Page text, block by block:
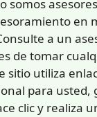
somos
en
a un
de tomar
sitio utiliza
para usted,
clic y realiza